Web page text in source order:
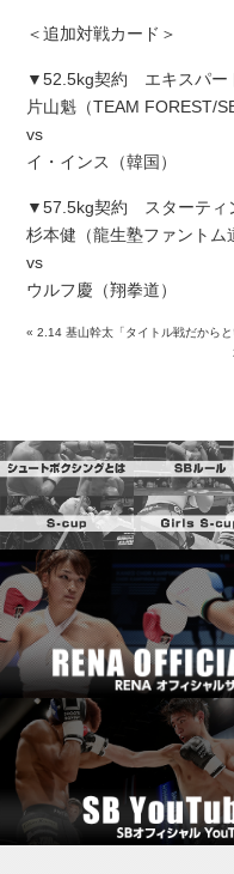
＜追加対戦カード＞
▼52.5kg契約 エキスパー
片山魁（TEAM FOREST/
vs
イ・インス（韓国）
▼57.5kg契約 スターティ
杉本健（龍生塾ファントム
vs
ウルフ慶（翔拳道）
«2.14 基山幹太「タイトル戦だから